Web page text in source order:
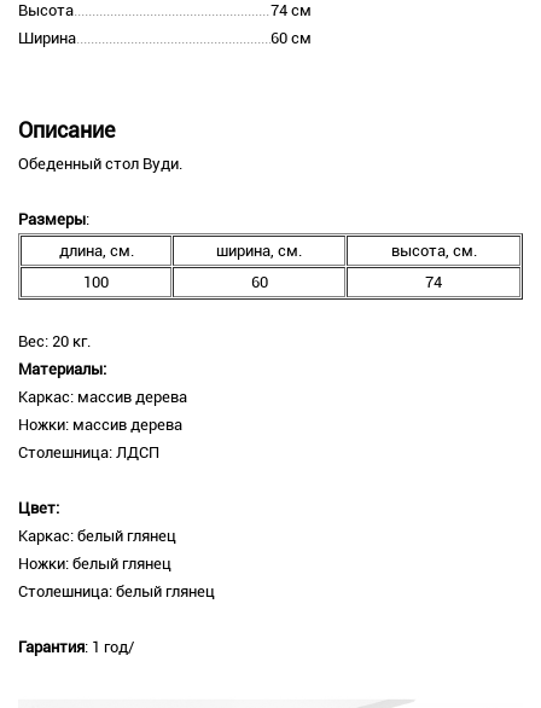
Высота
74 см
Ширина
60 см
Описание
Обеденный стол Вуди.
Размеры:
длина, см.
ширина, см.
высота, см.
100
60 74
Вес: 20 кг.
Материалы:
Каркас: массив дерева
Ножки: массив дерева
Столешница: ЛДСП
Цвет:
Каркас: белый глянец
Ножки: белый глянец
Столешница: белый глянец
Гарантия: 1 год/